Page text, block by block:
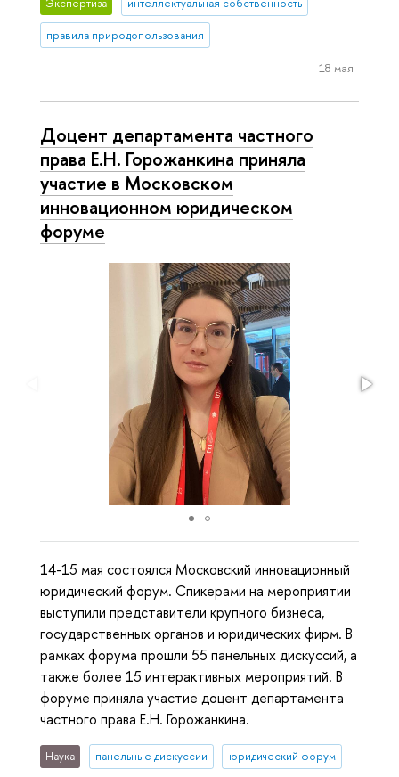
Экспертиза интеллектуальная собственность
правила природопользования
18 мая
Доцент департамента частного
права Е.Н. Горожанкина приняла
участие в Московском
инновационном юридическом
форуме
14-15 мая состоялся Московский инновационный
юридический форум. Спикерами на мероприятии
выступили представители крупного бизнеса,
государственных органов и юридических фирм. В
рамках форума прошли 55 панельных дискуссий, а
также более 15 интерактивных мероприятий. В
форуме приняла участие доцент департамента
частного права Е.Н. Горожанкина.
Наука панельные дискуссии юридический форум